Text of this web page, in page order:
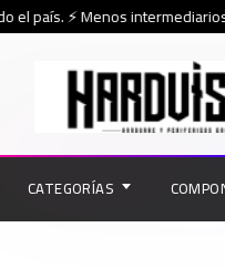
país. ⚡ Menos intermediarios
CATEGORÍAS